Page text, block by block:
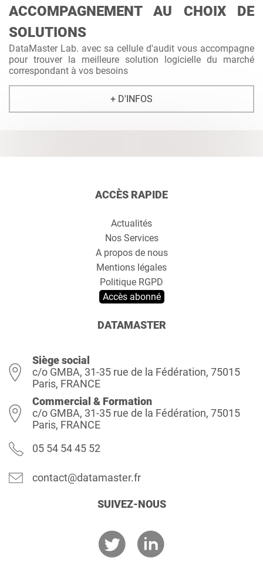
ACCOMPAGNEMENT AU CHOIX DE
SOLUTIONS
DataMaster Lab. avec sa cellule d'audit vous accompagne
pour trouver la meilleure solution logicielle du marché
correspondant à vos besoins
+ D'INFOS
ACCÈS RAPIDE
Actualités
Nos Services
A propos de nous
Mentions légales
Politique RGPD
Accès abonné
DATAMASTER
Siège social
c/o GMBA, 31-35 rue de la Fédération, 75015
Paris, FRANCE
Commercial & Formation
c/o GMBA, 31-35 rue de la Fédération, 75015
Paris, FRANCE
05 54 54 45 52
contact@datamaster.fr
SUIVEZ-NOUS